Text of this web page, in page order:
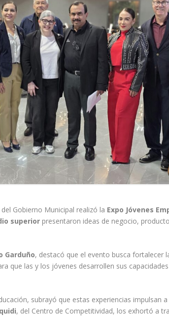
Gobierno Municipal realizó la Expo Jóvenes
superior presentaron ideas de negocio,
Garduño, destacó que el evento busca fortalecer
que las y los jóvenes desarrollen sus
subrayó que estas experiencias impulsan
, del Centro de Competitividad, los exhortó a